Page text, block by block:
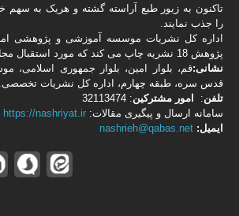
تاکنون به زیور طبع آراسته گشته و هریک به سهم
را جذب نمایند.
اداره كل نشریات موسسه آموزشی و پژوهشی
پژوهش 18 نشریه چاپ می کند که مورد استقبال مجامع علمی و دانشگاهی می‌باشد.
نشانی:قم، بلوار امین، بلوار جمهوری
قدس سره، طبقه چهارم، اداره كل نشریات تخصصی.
تلفن: امور مشتركین: 32113474
سامانه ارسال و پیگیری مقالات:https://nashriyat.ir
ایمیل:nashrieh@qabas.net